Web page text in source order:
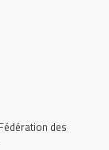
des